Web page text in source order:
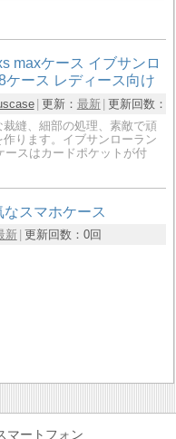
maxケース イブサンロ
ケース レディース向け
更新： 最新 更新回数：
縫、細部の処理、素敵で頑
ります。イブサンローラン
ースはカードポケットが付
スマホケース
新 更新回数： 0回
マートフォン